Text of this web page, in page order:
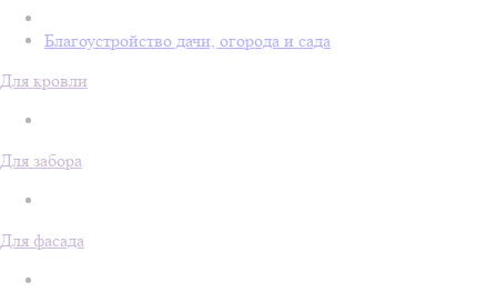
Благоустройство дачи, огорода и сада
Для кровли
Для забора
Для фасада